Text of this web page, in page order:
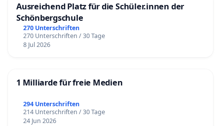
Ausreichend Platz für die Schüler.innen der
Schönbergschule
270 Unterschriften
270 Unterschriften / 30 Tage
8 Jul 2026
1 Milliarde für freie Medien
294 Unterschriften
214 Unterschriften / 30 Tage
24 Jun 2026